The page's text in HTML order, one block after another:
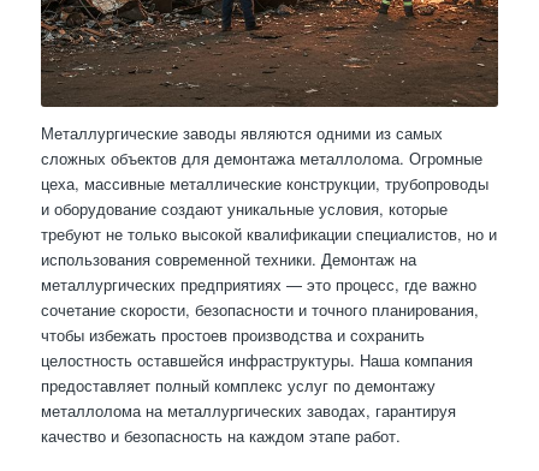
Металлургические заводы являются одними из самых
сложных объектов для демонтажа металлолома. Огромные
цеха, массивные металлические конструкции, трубопроводы
и оборудование создают уникальные условия, которые
требуют не только высокой квалификации специалистов, но и
использования современной техники. Демонтаж на
металлургических предприятиях — это процесс, где важно
сочетание скорости, безопасности и точного планирования,
чтобы избежать простоев производства и сохранить
целостность оставшейся инфраструктуры. Наша компания
предоставляет полный комплекс услуг по демонтажу
металлолома на металлургических заводах, гарантируя
качество и безопасность на каждом этапе работ.